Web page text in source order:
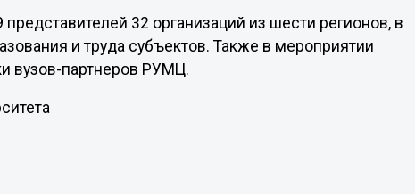
32 организаций из шести регионов, в
и труда субъектов. Также в мероприятии
вузов-партнеров РУМЦ.